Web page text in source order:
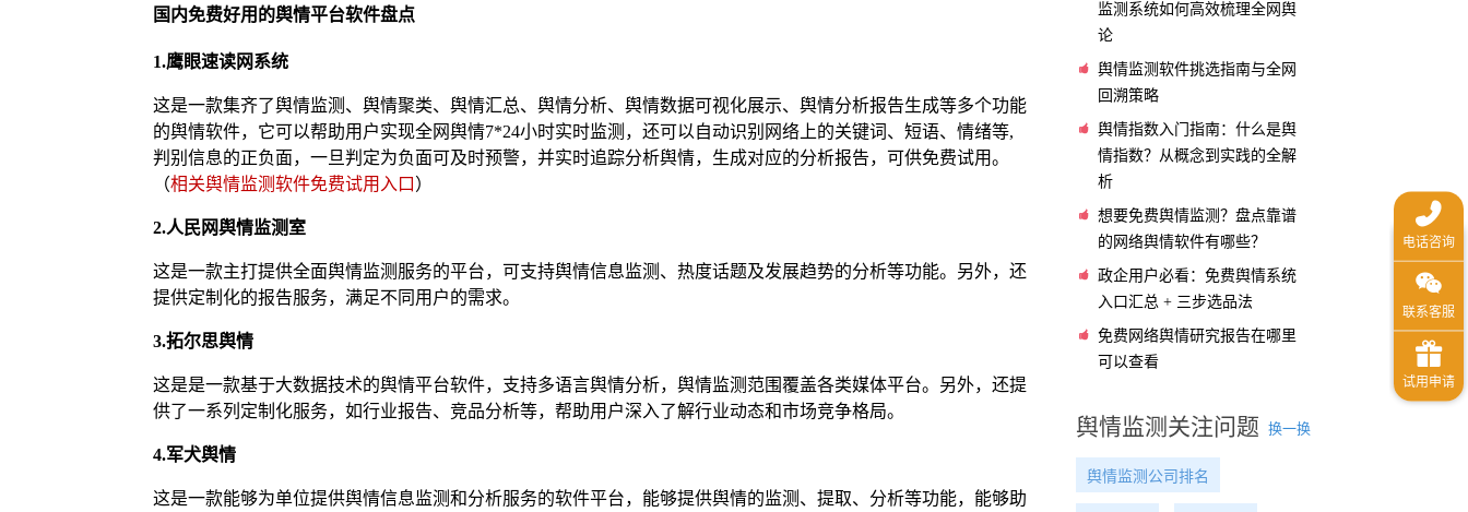
国内免费好用的舆情平台软件盘点
1.鹰眼速读网系统
这是一款集齐了舆情监测、舆情聚类、舆情汇总、舆情分析、舆情数据可视化展示、舆情分析报告生成等多个功能
的舆情软件，它可以帮助用户实现全网舆情7*24小时实时监测，还可以自动识别网络上的关键词、短语、情绪等,
判别信息的正负面，一旦判定为负面可及时预警，并实时追踪分析舆情，生成对应的分析报告，可供免费试用。
（相关舆情监测软件免费试用入口 ）
2.人民网舆情监测室
这是一款主打提供全面舆情监测服务的平台，可支持舆情信息监测、热度话题及发展趋势的分析等功能。另外，还
提供定制化的报告服务，满足不同用户的需求。
3.拓尔思舆情
这是是一款基于大数据技术的舆情平台软件，支持多语言舆情分析，舆情监测范围覆盖各类媒体平台。另外，还提
供了一系列定制化服务，如行业报告、竞品分析等，帮助用户深入了解行业动态和市场竞争格局。
4.军犬舆情
这是一款能够为单位提供舆情信息监测和分析服务的软件平台，能够提供舆情的监测、提取、分析等功能，能够助
监测系统如何高效梳理全网舆
论
舆情监测软件挑选指南与全网
回溯策略
舆情指数入门指南：什么是舆
情指数？从概念到实践的全解
析
想要免费舆情监测？盘点靠谱
的网络舆情软件有哪些？
政企用户必看：免费舆情系统
入口汇总 + 三步选品法
免费网络舆情研究报告在哪里
可以查看
舆情监测关注问题 换一换
舆情监测公司排名